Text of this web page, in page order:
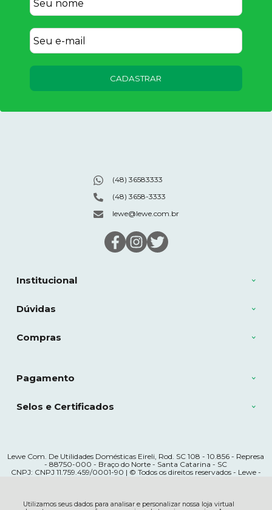
Utilizamos seus dados para analisar e personalizar nossa loja virtual
CADASTRAR
Institucional
Dúvidas
Compras
(48) 36583333
(48) 3658-3333
lewe@lewe.com.br
Pagamento
Selos e Certificados
Lewe Com. De Utilidades Domésticas Eireli, Rod. SC 108 - 10.856 - Represa
- 88750-000 - Braço do Norte - Santa Catarina - SC
CNPJ: CNPJ 11.759.459/0001-90 | © Todos os direitos reservados - Lewe -